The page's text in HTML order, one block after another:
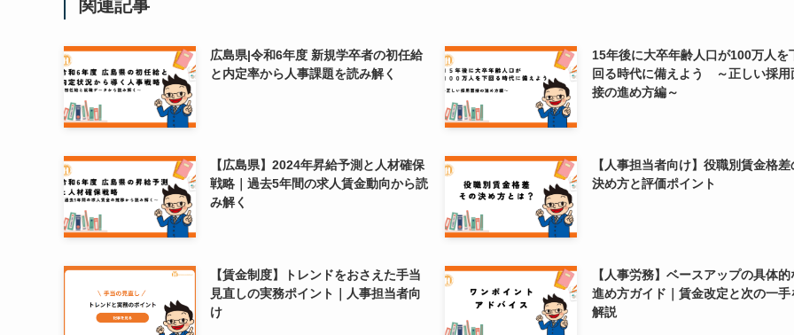
関連記事
広島県|令和6年度 新規学卒者の初任給
と内定率から人事課題を読み解く
15年後に大卒年齢人口が100万人を
回る時代に備えよう ～正しい採用
接の進め方編～
【広島県】2024年昇給予測と人材確保
戦略｜過去5年間の求人賃金動向から読
み解く
【人事担当者向け】役職別賃金格差
決め方と評価ポイント
【賃金制度】トレンドをおさえた手当
見直しの実務ポイント｜人事担当者向
け
【人事労務】ベースアップの具体的
進め方ガイド｜賃金改定と次の一手
解説